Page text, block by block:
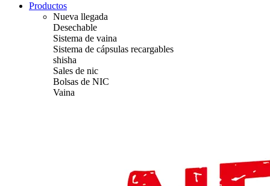
Productos
Nueva llegada
Desechable
Sistema de vaina
Sistema de cápsulas recargables
shisha
Sales de nic
Bolsas de NIC
Vaina